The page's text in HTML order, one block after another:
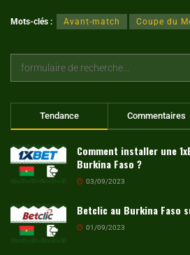
Mots-clés : Avant-match Coupe du
Tendance Commentaires
Comment installer une
Burkina Faso ?
03/09/2023
Betclic au Burkina Faso
01/09/2023